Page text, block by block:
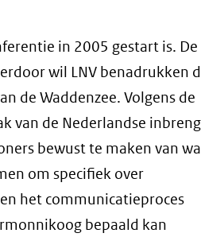
in 2005 gestart is. De
wil LNV benadrukken
de Waddenzee. Volgens de
van de Nederlandse inbreng
bewust te maken van
om specifiek over
het communicatieproces
bepaald kan